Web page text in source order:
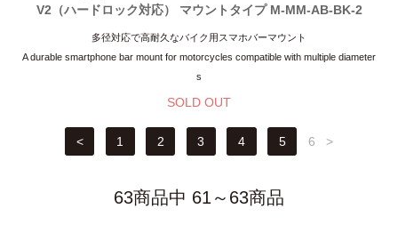
V2（ハードロック対応） マウントタイプ M-MM-AB-BK-2
多径対応で高耐久なバイク用スマホバーマウント
A durable smartphone bar mount for motorcycles compatible with multiple diameter
s
SOLD OUT
< 1 2 3 4 5 6 >
63商品中 61～63商品